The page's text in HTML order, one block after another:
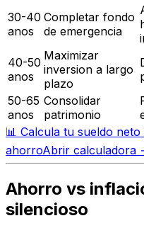
30-40
anos
Completar fondo
de emergencia
40-50
anos
Maximizar
inversion a largo
plazo
50-65
anos
Consolidar
patrimonio
📊 Calcula tu sueldo
ahorroAbrir calculadora
Ahorro vs
silencioso